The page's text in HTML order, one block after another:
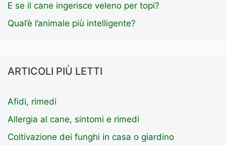
E se il cane ingerisce veleno per topi?
Qual’è l’animale più intelligente?
ARTICOLI PIÙ LETTI
Afidi, rimedi
Allergia al cane, sintomi e rimedi
Coltivazione dei funghi in casa o giardino